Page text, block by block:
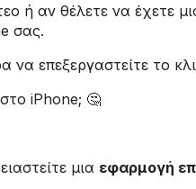
ή αν θέλετε να έχετε
σας.
επεξεργαστείτε το
iPhone; 🤔
μια εφαρμογή